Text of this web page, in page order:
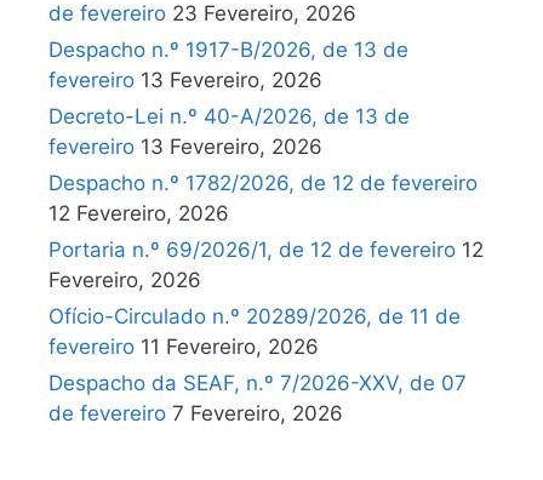
de fevereiro 23 Fevereiro, 2026
Despacho n.º 1917-B/2026, de 13 de
fevereiro 13 Fevereiro, 2026
Decreto-Lei n.º 40-A/2026, de 13 de
fevereiro 13 Fevereiro, 2026
Despacho n.º 1782/2026, de 12 de fevereiro
12 Fevereiro, 2026
Portaria n.º 69/2026/1, de 12 de fevereiro 12
Fevereiro, 2026
Ofício-Circulado n.º 20289/2026, de 11 de
fevereiro 11 Fevereiro, 2026
Despacho da SEAF, n.º 7/2026-XXV, de 07
de fevereiro 7 Fevereiro, 2026